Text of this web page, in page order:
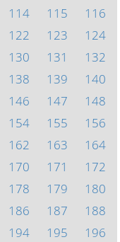
114 115
116
122 123
124
130 131
132
138 139
140
146 147
148
154 155
156
162 163
164
170 171
172
178 179
180
186 187
188
194 195
196